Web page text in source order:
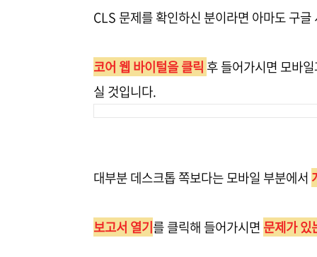
CLS 문제를 확인하신 분이라면 아마도 구
코어 웹 바이털을 클릭 후 들어가시면 모바
실 것입니다.
대부분 데스크톱 쪽보다는 모바일 부분에서
보고서 열기를 클릭해 들어가시면 문제가 있